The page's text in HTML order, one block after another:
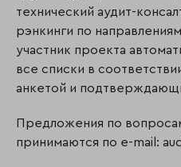
технический аудит-
рэнкинги по
участник проекта
все списки в
анкетой и
Предложения по
принимаются по e-mail: